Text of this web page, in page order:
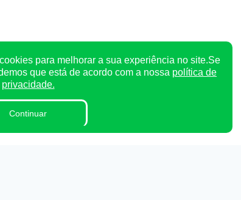
para melhorar a sua experiência no site.Se
que está de acordo com a nossa política de
privacidade.
Continuar